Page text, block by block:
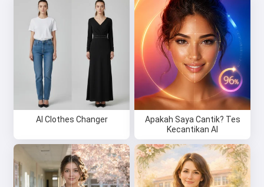
AI Clothes Changer
Apakah Saya Cantik? Tes
Kecantikan AI